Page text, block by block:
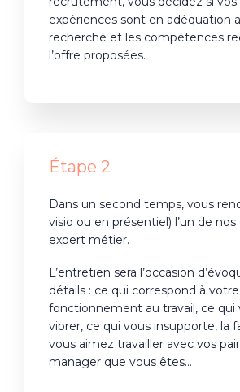
expériences sont en adéquation
recherché et les compétences
l’offre proposées.
Étape 2
Dans un second temps, vous
visio ou en présentiel) l’un de
expert métier.
L’entretien sera l’occasion
détails : ce qui correspond à
fonctionnement au travail, ce qui
vibrer, ce qui vous insupporte, la
vous aimez travailler avec vos
manager que vous êtes…